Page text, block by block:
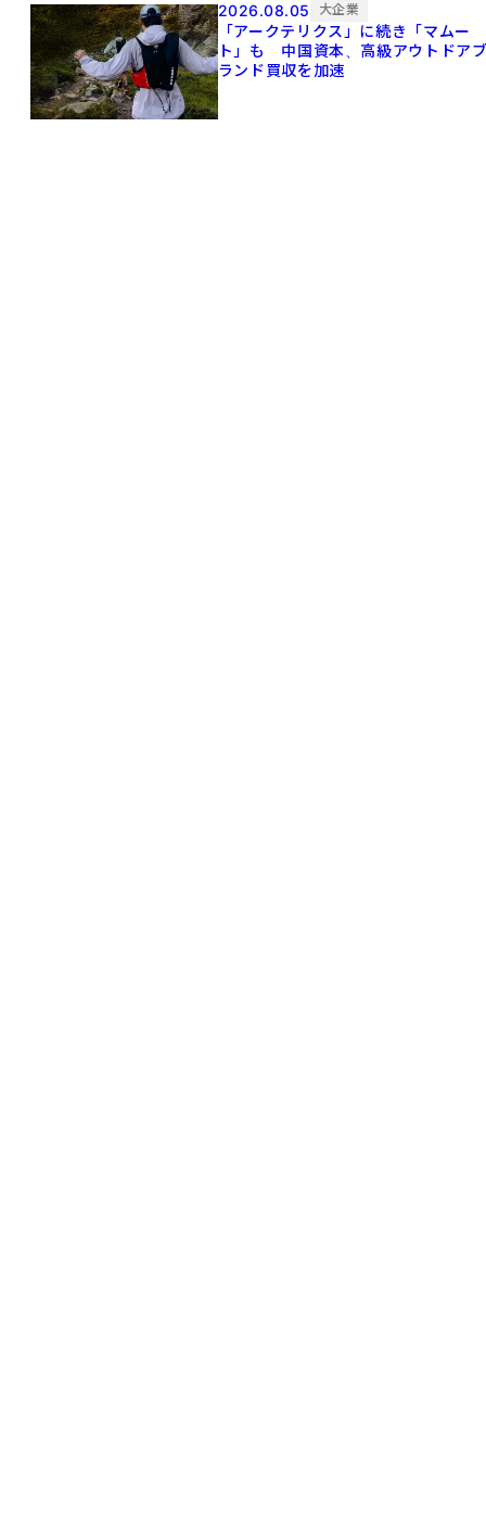
2026.08.05 大企業
「アークテリクス」に続き「マムー
ト」も 中国資本、高級アウトドア
ランド買収を加速